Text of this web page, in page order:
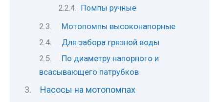
Помпы ручные
Мотопомпы высоконапорные
Для забора грязной воды
По диаметру напорного и
всасывающего патрубков
Насосы на мотопомпах